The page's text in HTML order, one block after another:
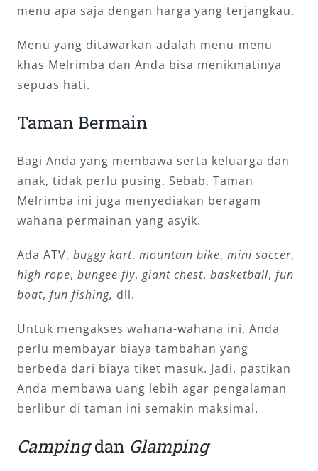
menu apa saja dengan harga yang terjangkau.
Menu yang ditawarkan adalah menu-menu
khas Melrimba dan Anda bisa menikmatinya
sepuas hati.
Taman Bermain
Bagi Anda yang membawa serta keluarga dan
anak, tidak perlu pusing. Sebab, Taman
Melrimba ini juga menyediakan beragam
wahana permainan yang asyik.
Ada ATV, buggy kart, mountain bike, mini soccer,
high rope, bungee fly,giant chest, basketball, fun
boat, fun fishing, dll.
Untuk mengakses wahana-wahana ini, Anda
perlu membayar biaya tambahan yang
berbeda dari biaya tiket masuk. Jadi, pastikan
Anda membawa uang lebih agar pengalaman
berlibur di taman ini semakin maksimal.
Campingdan Glamping